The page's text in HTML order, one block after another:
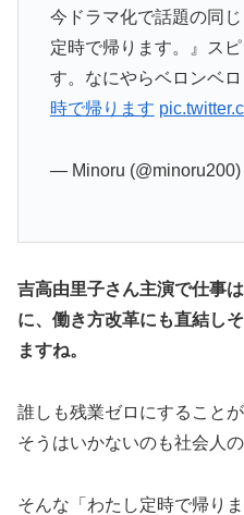
今ドラマ化で話題の同
定時で帰ります。』ス
す。なにやらベロンベロ
時で帰ります
— Minoru (@minoru200)
吉高由里子さん主演で仕事
に、働き方改革にも直結し
ますね。
誰しも残業ゼロにすること
そうはいかないのも社会人
そんな「わたし定時で帰り